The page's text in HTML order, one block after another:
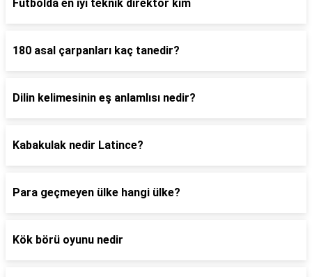
Futbolda en iyi teknik direktör kim
180 asal çarpanları kaç tanedir?
Dilin kelimesinin eş anlamlısı nedir?
Kabakulak nedir Latince?
Para geçmeyen ülke hangi ülke?
Kök börü oyunu nedir